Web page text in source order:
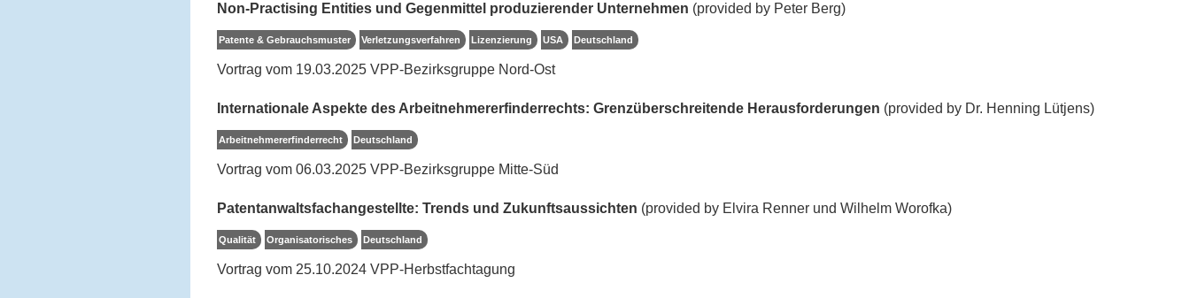
Non-Practising Entities und Gegenmittel produzierender Unternehmen (provided by Peter Berg)
Patente & Gebrauchsmuster Verletzungsverfahren Lizenzierung USA Deutschland
Vortrag vom 19.03.2025 VPP-Bezirksgruppe Nord-Ost
Internationale Aspekte des Arbeitnehmererfinderrechts: Grenzüberschreitende Herausforderungen (provided by Dr. Henning Lütjens)
Arbeitnehmererfinderrecht Deutschland
Vortrag vom 06.03.2025 VPP-Bezirksgruppe Mitte-Süd
Patentanwaltsfachangestellte: Trends und Zukunftsaussichten (provided by Elvira Renner und Wilhelm Worofka)
Qualität Organisatorisches Deutschland
Vortrag vom 25.10.2024 VPP-Herbstfachtagung